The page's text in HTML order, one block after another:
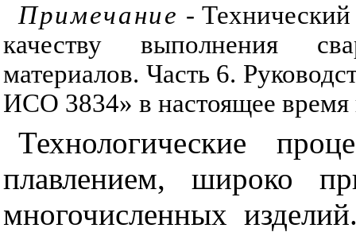
Примечание -
качеству выполнения
материалов. Часть 6.
ИСО 3834» в настоящее время
Технологические
плавлением, широко
многочисленных